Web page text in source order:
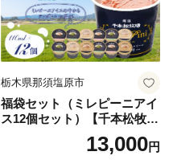
栃木県那須塩原市
福袋セット（ミレピーニアイ
ス12個セット）【千本松牧
場】 ns025-014-12 【デザー
ト 詰め合わせ ギフト】
13,000円